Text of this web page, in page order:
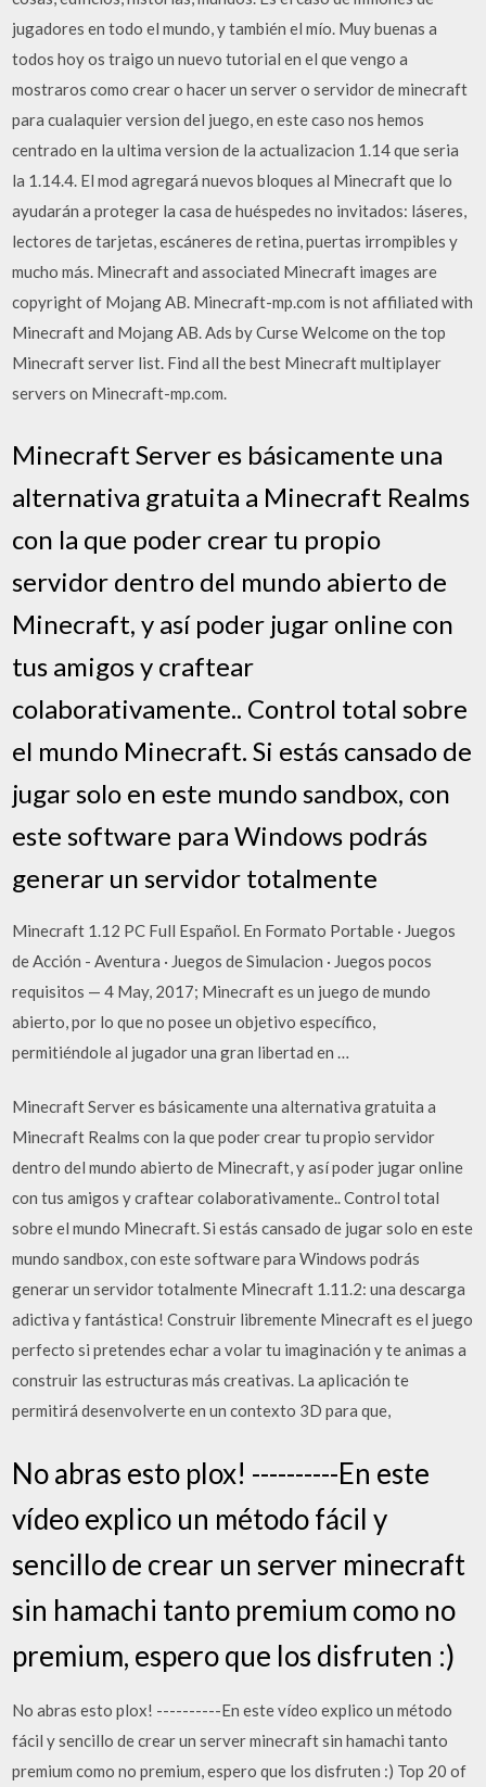
jugadores en todo el mundo, y también el mío. Muy buenas a
todos hoy os traigo un nuevo tutorial en el que vengo a
mostraros como crear o hacer un server o servidor de minecraft
para cualaquier version del juego, en este caso nos hemos
centrado en la ultima version de la actualizacion 1.14 que seria
la 1.14.4. El mod agregará nuevos bloques al Minecraft que lo
ayudarán a proteger la casa de huéspedes no invitados: láseres,
lectores de tarjetas, escáneres de retina, puertas irrompibles y
mucho más. Minecraft and associated Minecraft images are
copyright of Mojang AB. Minecraft-mp.com is not affiliated with
Minecraft and Mojang AB. Ads by Curse Welcome on the top
Minecraft server list. Find all the best Minecraft multiplayer
servers on Minecraft-mp.com.
Minecraft Server es básicamente una
alternativa gratuita a Minecraft Realms
con la que poder crear tu propio
servidor dentro del mundo abierto de
Minecraft, y así poder jugar online con
tus amigos y craftear
colaborativamente.. Control total sobre
el mundo Minecraft. Si estás cansado de
jugar solo en este mundo sandbox, con
este software para Windows podrás
generar un servidor totalmente
Minecraft 1.12 PC Full Español. En Formato Portable · Juegos
de Acción - Aventura · Juegos de Simulacion · Juegos pocos
requisitos — 4 May, 2017; Minecraft es un juego de mundo
abierto, por lo que no posee un objetivo específico,
permitiéndole al jugador una gran libertad en …
Minecraft Server es básicamente una alternativa gratuita a
Minecraft Realms con la que poder crear tu propio servidor
dentro del mundo abierto de Minecraft, y así poder jugar online
con tus amigos y craftear colaborativamente.. Control total
sobre el mundo Minecraft. Si estás cansado de jugar solo en este
mundo sandbox, con este software para Windows podrás
generar un servidor totalmente Minecraft 1.11.2: una descarga
adictiva y fantástica! Construir libremente Minecraft es el juego
perfecto si pretendes echar a volar tu imaginación y te animas a
construir las estructuras más creativas. La aplicación te
permitirá desenvolverte en un contexto 3D para que,
No abras esto plox! -----­­-----En este
vídeo explico un método fácil y
sencillo de crear un server minecraft
sin hamachi tanto premium como no
premium, espero que los disfruten :)
No abras esto plox! -----­­-----En este vídeo explico un método
fácil y sencillo de crear un server minecraft sin hamachi tanto
premium como no premium, espero que los disfruten :) Top 20 of